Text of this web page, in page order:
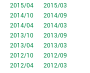
2015/04
2015/03
2014/10
2014/09
2014/04
2014/03
2013/10
2013/09
2013/04
2013/03
2012/10
2012/09
2012/04
2012/03